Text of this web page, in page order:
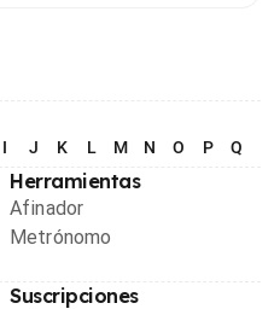
I J K L M N O P Q
Herramientas
Afinador
Metrónomo
Suscripciones